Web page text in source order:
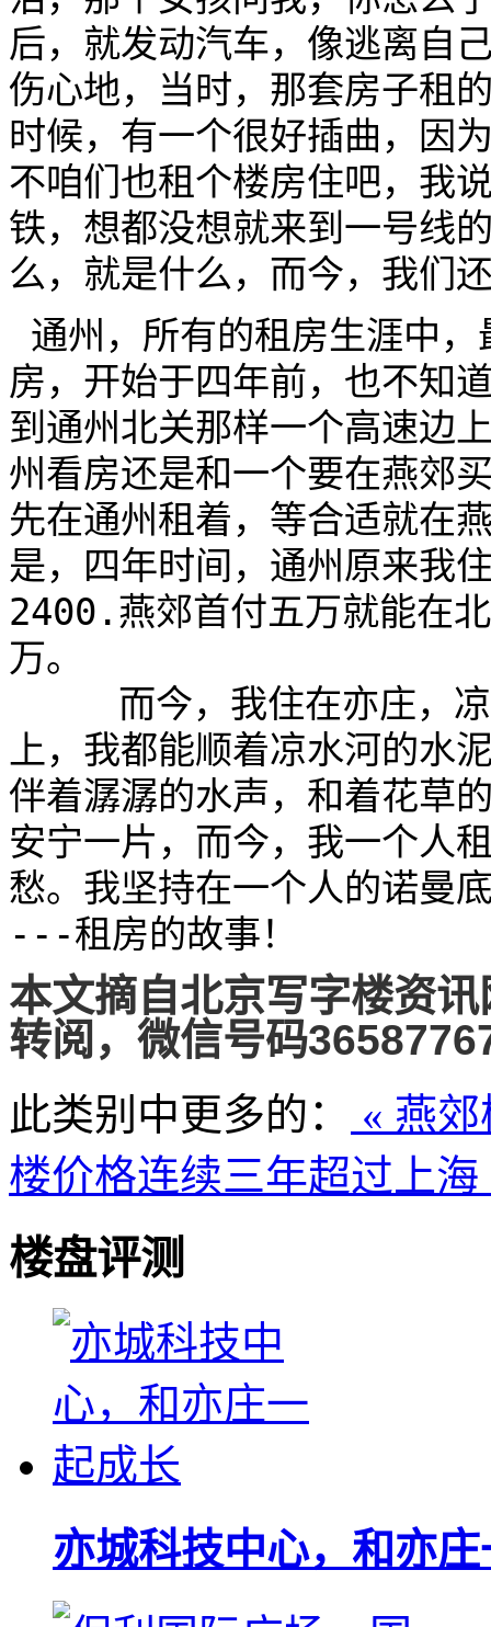
后，就发动汽车，像逃离自
伤心地，当时，那套房子租
时候，有一个很好插曲，因
不咱们也租个楼房住吧，我
铁，想都没想就来到一号线
么，就是什么，而今，我们
房，开始于四年前，也不知
到通州北关那样一个高速边
州看房还是和一个要在燕郊
先在通州租着，等合适就在
是，四年时间，通州原来我
2400.燕郊首付五万就能在
万。
而今，我住在亦庄，凉
上，我都能顺着凉水河的水
伴着潺潺的水声，和着花草
安宁一片，而今，我一个人
愁。我坚持在一个人的诺曼
---租房的故事！
本文摘自北京写字楼资
转阅，微信号码
此类别中更多的：
« 燕
楼价格连续三年超过上海
楼盘评测
亦城科技中心，和亦